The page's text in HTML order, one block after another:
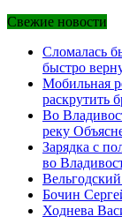
Свежие новости
Сломалась
быстро
Мобильная
раскрутить
Во
реку
Зарядка с
во
Бочин
Ходнева